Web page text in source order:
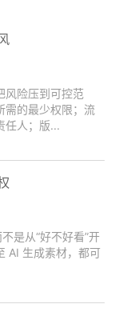
风险压到可控范
需的最少权限；流
任人；版...
是从“好不好看”开
AI 生成素材，都可